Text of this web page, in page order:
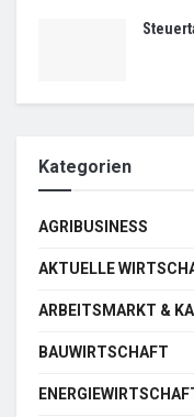
Kategorien
AGRIBUSINESS
AKTUELLE
ARBEITSMARKT &
BAUWIRTSCHAFT